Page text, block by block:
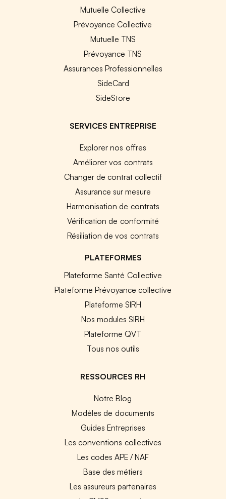
Mutuelle Collective
Prévoyance Collective
Mutuelle TNS
Prévoyance TNS
Assurances Professionnelles
SideCard
SideStore
SERVICES ENTREPRISE
Explorer nos offres
Améliorer vos contrats
Changer de contrat collectif
Assurance sur mesure
Harmonisation de contrats
Vérification de conformité
Résiliation de vos contrats
PLATEFORMES
Plateforme Santé Collective
Plateforme Prévoyance collective
Plateforme SIRH
Nos modules SIRH
Plateforme QVT
Tous nos outils
RESSOURCES RH
Notre Blog
Modèles de documents
Guides Entreprises
Les conventions collectives
Les codes APE / NAF
Base des métiers
Les assureurs partenaires